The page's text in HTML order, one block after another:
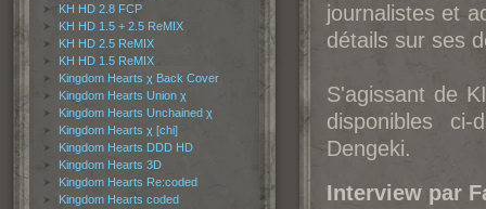
KH HD 2.8 FCP
KH HD 1.5 + 2.5 ReMIX
KH HD 2.5 ReMIX
KH HD 1.5 ReMIX
Kingdom Hearts χ Back Cover
Kingdom Hearts Union χ
Kingdom Hearts Unchained χ
Kingdom Hearts χ [chi]
Kingdom Hearts DDD HD
Kingdom Hearts 3D
Kingdom Hearts Re:coded
Kingdom Hearts coded
journalistes et
détails sur ses
S'agissant de
disponibles
Dengeki.
Interview par